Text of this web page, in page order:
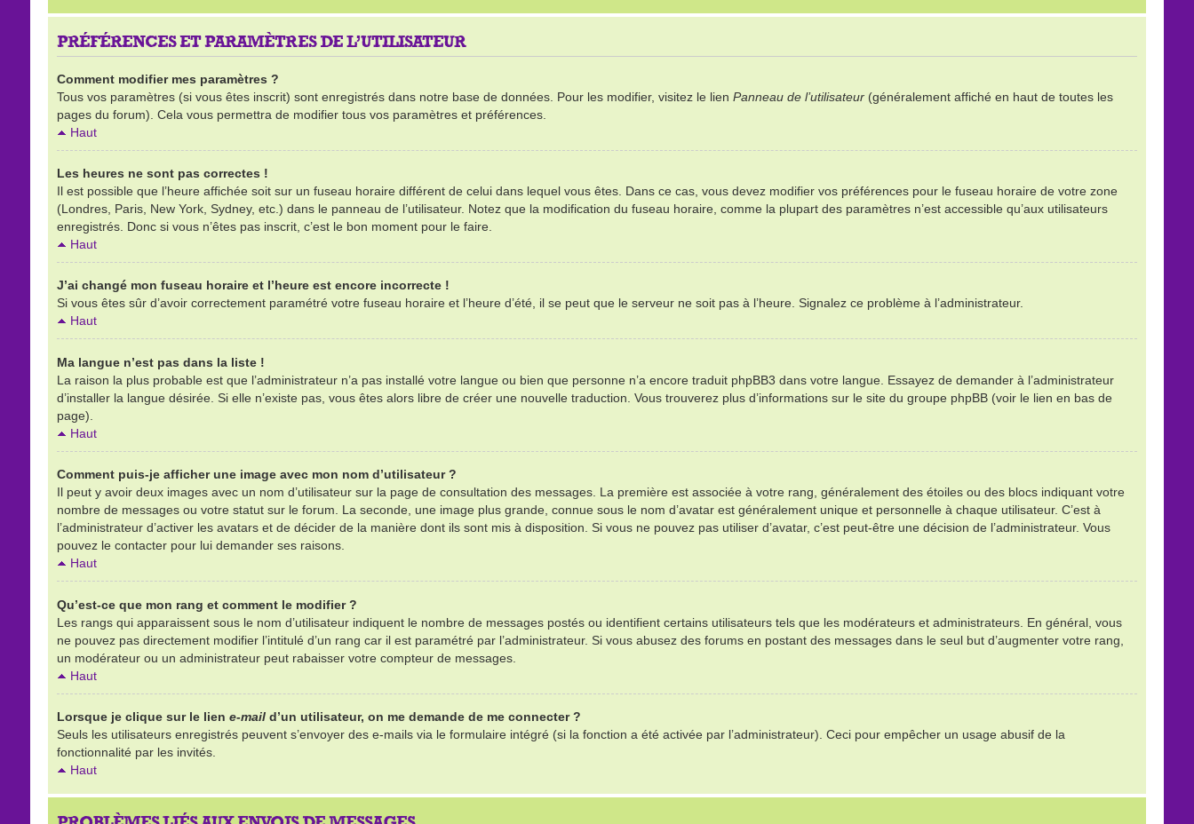
PRÉFÉRENCES ET PARAMÈTRES DE L’UTILISATEUR
Comment modifier mes paramètres ?
Tous vos paramètres (si vous êtes inscrit) sont enregistrés dans notre base de données. Pour les modifier, visitez le lien Panneau de l’utilisateur(généralement affiché en haut de toutes les
pages du forum). Cela vous permettra de modifier tous vos paramètres et préférences.
Haut
Les heures ne sont pas correctes !
Il est possible que l’heure affichée soit sur un fuseau horaire différent de celui dans lequel vous êtes. Dans ce cas, vous devez modifier vos préférences pour le fuseau horaire de votre zone
(Londres, Paris, New York, Sydney, etc.) dans le panneau de l’utilisateur. Notez que la modification du fuseau horaire, comme la plupart des paramètres n’est accessible qu’aux utilisateurs
enregistrés. Donc si vous n’êtes pas inscrit, c’est le bon moment pour le faire.
Haut
J’ai changé mon fuseau horaire et l’heure est encore incorrecte !
Si vous êtes sûr d’avoir correctement paramétré votre fuseau horaire et l’heure d’été, il se peut que le serveur ne soit pas à l’heure. Signalez ce problème à l’administrateur.
Haut
Ma langue n’est pas dans la liste !
La raison la plus probable est que l’administrateur n’a pas installé votre langue ou bien que personne n’a encore traduit phpBB3 dans votre langue. Essayez de demander à l’administrateur
d’installer la langue désirée. Si elle n’existe pas, vous êtes alors libre de créer une nouvelle traduction. Vous trouverez plus d’informations sur le site du groupe phpBB (voir le lien en bas de
page).
Haut
Comment puis-je afficher une image avec mon nom d’utilisateur ?
Il peut y avoir deux images avec un nom d’utilisateur sur la page de consultation des messages. La première est associée à votre rang, généralement des étoiles ou des blocs indiquant votre
nombre de messages ou votre statut sur le forum. La seconde, une image plus grande, connue sous le nom d’avatar est généralement unique et personnelle à chaque utilisateur. C’est à
l’administrateur d’activer les avatars et de décider de la manière dont ils sont mis à disposition. Si vous ne pouvez pas utiliser d’avatar, c’est peut-être une décision de l’administrateur. Vous
pouvez le contacter pour lui demander ses raisons.
Haut
Qu’est-ce que mon rang et comment le modifier ?
Les rangs qui apparaissent sous le nom d’utilisateur indiquent le nombre de messages postés ou identifient certains utilisateurs tels que les modérateurs et administrateurs. En général, vous
ne pouvez pas directement modifier l’intitulé d’un rang car il est paramétré par l’administrateur. Si vous abusez des forums en postant des messages dans le seul but d’augmenter votre rang,
un modérateur ou un administrateur peut rabaisser votre compteur de messages.
Haut
Lorsque je clique sur le lien e-maild’un utilisateur, on me demande de me connecter ?
Seuls les utilisateurs enregistrés peuvent s’envoyer des e-mails via le formulaire intégré (si la fonction a été activée par l’administrateur). Ceci pour empêcher un usage abusif de la
fonctionnalité par les invités.
Haut